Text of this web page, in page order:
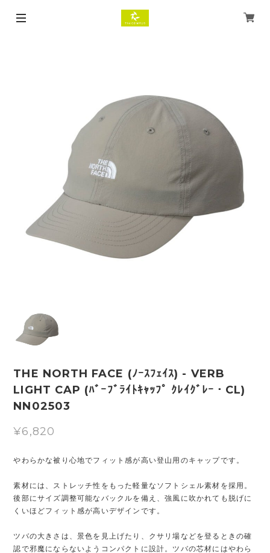
THE NORTH FACE (ﾉｰｽﾌｪｲｽ) - VERB
LIGHT CAP (ﾊﾞｰﾌﾞﾗｲﾄｷｬｯﾌﾟ ｸﾚｲｸﾞﾚｰ・CL)
NN02503
¥6,820
やわらかな被り心地でフィット感が高い登山用のキャップです。
素材には、ストレッチ性をもった軽量なソフトシェル素材を採用。
後部にサイズ調整可能なバックルを備え、強風に吹かれても脱げに
くいほどフィット感が高いデザインです。
ツバの大きさは、景色を見上げたり、クサリ場などを登るときの確
認で邪魔にならないようコンパクトに設計。ツバの芯材にはやわら